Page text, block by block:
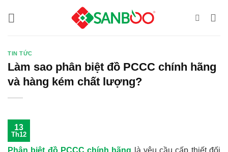
TIN TỨC
Làm sao phân biệt đồ PCCC chính hãng
và hàng kém chất lượng?
13
Th12
Phân biệt đồ PCCC chính hãng là yêu cầu cấp thiết đối